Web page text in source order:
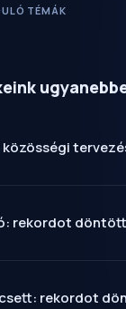
TÉMÁK
rekordot
rekordot